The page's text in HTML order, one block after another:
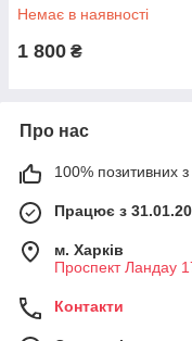
Немає в наявності
1 800 ₴
Про нас
100% позитивних з
Працює з
м. Харків
Проспект Ландау
Контакти